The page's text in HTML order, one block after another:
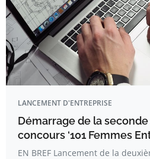
LANCEMENT D'ENTREPRISE
Démarrage de la
concours ‘101 Femmes
EN BREF Lancement de la